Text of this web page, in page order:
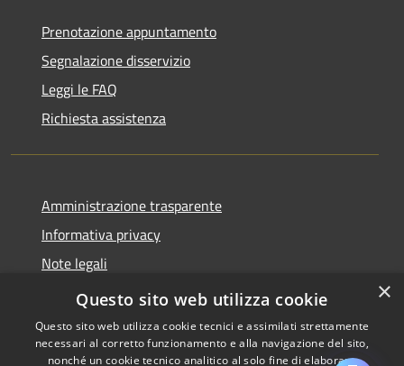
Prenotazione appuntamento
Segnalazione disservizio
Leggi le FAQ
Richiesta assistenza
Amministrazione trasparente
Informativa privacy
Note legali
Dichiarazione di accessibilità
×
Questo sito web utilizza cookie
Questo sito web utilizza cookie tecnici e assimilati strettamente
necessari al corretto funzionamento e alla navigazione del sito,
nonché un cookie tecnico analitico al solo fine di elaborare